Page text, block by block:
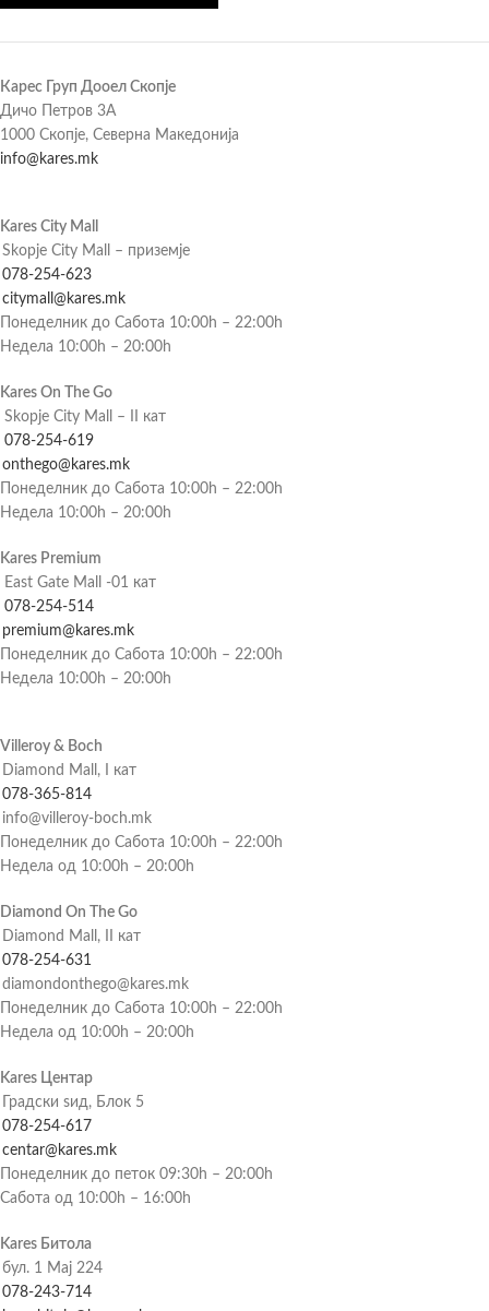
Карес Груп Дооел Скопје
Дичо Петров 3А
1000 Скопје, Северна Македонија
info@kares.mk
Kares City Mall
Skopje City Mall – приземје
078-254-623
citymall@kares.mk
Понеделник до Сабота 10:00h – 22:00h
Недела 10:00h – 20:00h
Kares On The Go
Skopje City Mall – II кат
078-254-619
onthego@kares.mk
Понеделник до Сабота 10:00h – 22:00h
Недела 10:00h – 20:00h
Kares Premium
East Gate Mall -01 кат
078-254-514
premium@kares.mk
Понеделник до Сабота 10:00h – 22:00h
Недела 10:00h – 20:00h
Villeroy & Boch
Diamond Mall, I кат
078-365-814
info@villeroy-boch.mk
Понеделник до Сабота 10:00h – 22:00h
Недела од 10:00h – 20:00h
Diamond On The Go
Diamond Mall, II кат
078-254-631
diamondonthego@kares.mk
Понеделник до Сабота 10:00h – 22:00h
Недела од 10:00h – 20:00h
Kares Центар
Градски ѕид, Блок 5
078-254-617
centar@kares.mk
Понеделник до петок 09:30h – 20:00h
Сабота од 10:00h – 16:00h
Kares Битола
бул. 1 Мај 224
078-243-714